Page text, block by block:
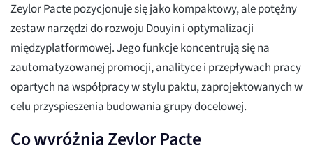
Zeylor Pacte pozycjonuje się jako kompaktowy, ale potężny
zestaw narzędzi do rozwoju Douyin i optymalizacji
międzyplatformowej. Jego funkcje koncentrują się na
zautomatyzowanej promocji, analityce i przepływach pracy
opartych na współpracy w stylu paktu, zaprojektowanych w
celu przyspieszenia budowania grupy docelowej.
Co wyróżnia Zeylor Pacte